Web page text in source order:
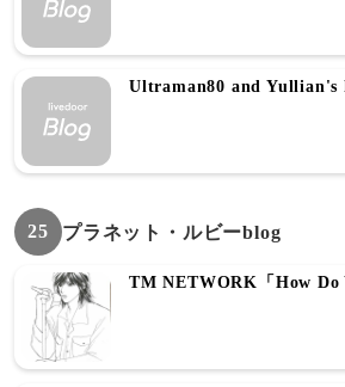
Ultraman80 and Yullian's
25 プラネット・ルビーblog
TM NETWORK「How Do